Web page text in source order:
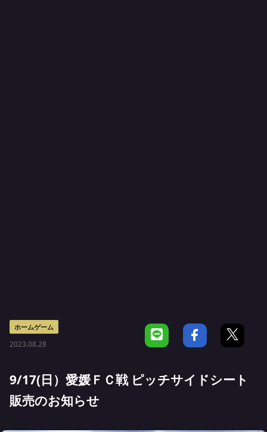
ホームゲーム
2023.08.28
9/17(日）愛媛ＦＣ戦 ピッチサイドシート
販売のお知らせ